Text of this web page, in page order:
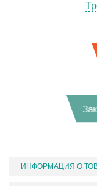
ИНФОРМАЦИЯ О